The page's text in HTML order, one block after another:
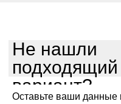
Не нашли
подходящий
вариант?
Оставьте ваши